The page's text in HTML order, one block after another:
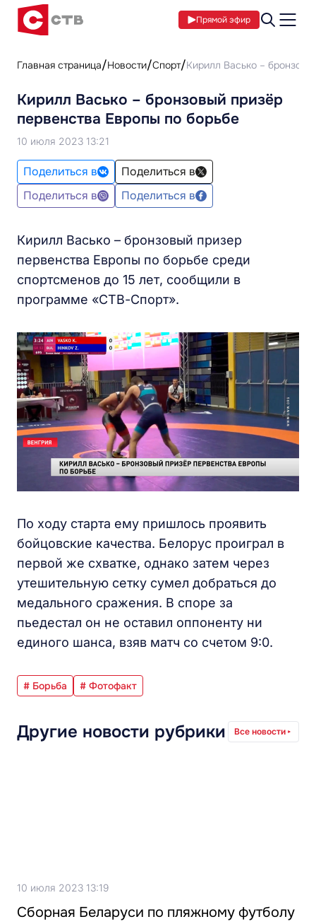
Прямой эфир
Главная страница Новости Спорт Кирилл Васько –
Кирилл Васько – бронзовый призёр
первенства Европы по борьбе
10 июля 2023 13:21
Поделиться в
Поделиться в
Поделиться в
Поделиться в
Кирилл Васько – бронзовый призер
первенства Европы по борьбе среди
спортсменов до 15 лет, сообщили в
программе «СТВ-Спорт».
По ходу старта ему пришлось проявить
бойцовские качества. Белорус проиграл в
первой же схватке, однако затем через
утешительную сетку сумел добраться до
медального сражения. В споре за
пьедестал он не оставил оппоненту ни
единого шанса, взяв матч со счетом 9:0.
# Борьба # Фотофакт
Другие новости рубрики Все новости
10 июля 2023 13:19
Сборная Беларуси по пляжному футболу